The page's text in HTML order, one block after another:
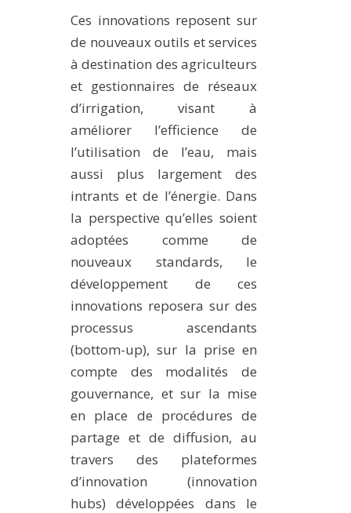
NOTES THÉMATIQUES
NOS TRAVAUX EN VIDÉO
Ces innovations reposent sur
de nouveaux outils et services
à destination des agriculteurs
et gestionnaires de réseaux
d’irrigation, visant à
améliorer l’efficience de
l’utilisation de l’eau, mais
aussi plus largement des
intrants et de l’énergie. Dans
la perspective qu’elles soient
adoptées comme de
nouveaux standards, le
développement de ces
innovations reposera sur des
processus ascendants
(bottom-up), sur la prise en
compte des modalités de
gouvernance, et sur la mise
en place de procédures de
partage et de diffusion, au
travers des plateformes
d’innovation (innovation
hubs) développées dans le